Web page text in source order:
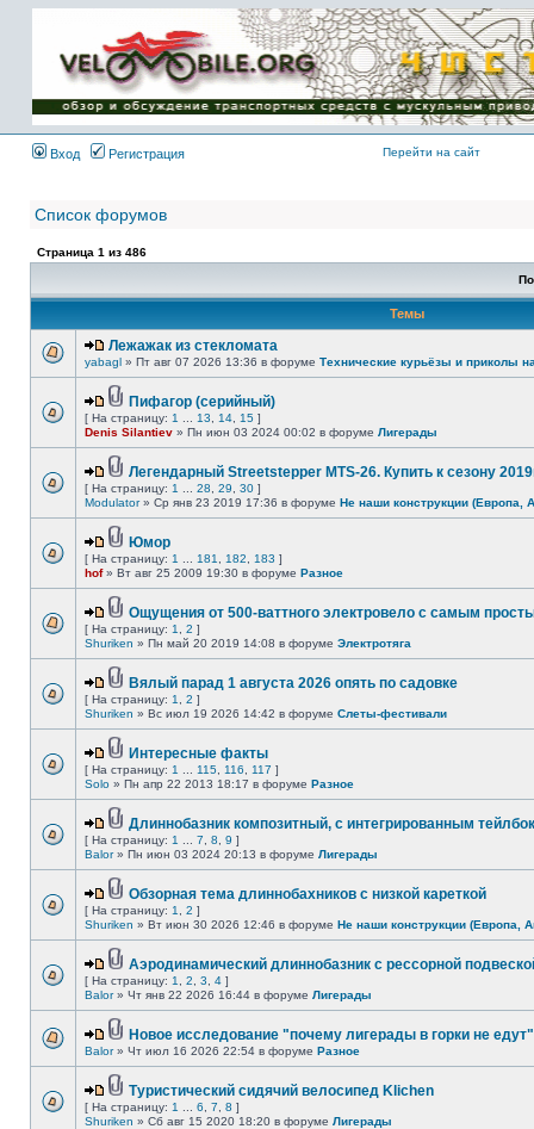
Имя пользователя:
Пароль:
{ LOG_ME_IN_SHORT
}
Вход
Регистрация Перейти на сайт
Список форумов
Страница 1 из 486
Темы
Лежажак из стекломата
yabagl » Пт авг 07 2026 13:36 в форуме Технические курьёзы и приколы
Пифагор (серийный)
[ На страницу: 1 13 14 15 ]
Denis Silantiev » Пн июн 03 2024 00:02 в форуме Лигерады
Легендарный Streetstepper MTS-26. Купить к сезону
[ На страницу: 1 28 29 30 ]
Modulator» Ср янв 23 2019 17:36 в форуме Не наши конструкции (Европа,
Юмор
[ На страницу: 1 181 182 183 ]
hof» Вт авг 25 2009 19:30 в форуме Разное
Ощущения от 500-ваттного электровело с самым
[ На страницу: 1 2 ]
Shuriken » Пн май 20 2019 14:08 в форуме Электротяга
Вялый парад 1 августа 2026 опять по садовке
[ На страницу: 1 2 ]
Shuriken » Вс июл 19 2026 14:42 в форуме Слеты-фестивали
Интересные факты
[ На страницу: 1 115 116 117 ]
Solo » Пн апр 22 2013 18:17 в форуме Разное
Длиннобазник композитный, с интегрированным
[ На страницу: 1 7 8 9 ]
Balor» Пн июн 03 2024 20:13 в форуме Лигерады
Обзорная тема длиннобахников с низкой кареткой
[ На страницу: 1 2 ]
Shuriken » Вт июн 30 2026 12:46 в форуме Не наши конструкции (Европа,
Аэродинамический длиннобазник с рессорной
[ На страницу: 1 2 3 4 ]
Balor» Чт янв 22 2026 16:44 в форуме Лигерады
Новое исследование "почему лигерады в горки не
Balor» Чт июл 16 2026 22:54 в форуме Разное
Туристический сидячий велосипед Klichen
[ На страницу: 1 6 7 8 ]
Shuriken » Сб авг 15 2020 18:20 в форуме Лигерады